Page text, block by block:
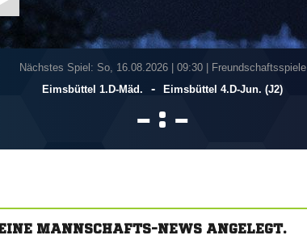
Nächstes Spiel: So, 16.08.2026| 09:30 | Freundschaftsspiele
Eimsbüttel 1.D-Mäd.
- Eimsbüttel 4.D-Jun. (J2)
 : 
MANNSCHAFTS-NEWS ANGELEGT.